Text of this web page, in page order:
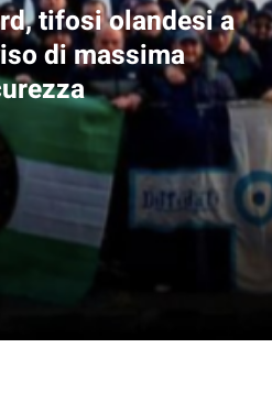
tifosi olandesi a
dimassima